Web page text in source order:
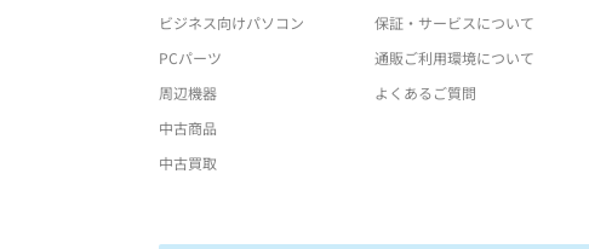
ビジネス向けパソコン
PCパーツ
周辺機器
中古商品
中古買取
保証・サービスについて
通販ご利用環境について
よくあるご質問